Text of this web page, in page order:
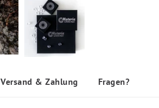
Versand & Zahlung Fragen?